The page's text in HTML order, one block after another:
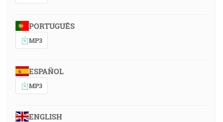
PORTUGUÊS
MP3
ESPAÑOL
MP3
ENGLISH